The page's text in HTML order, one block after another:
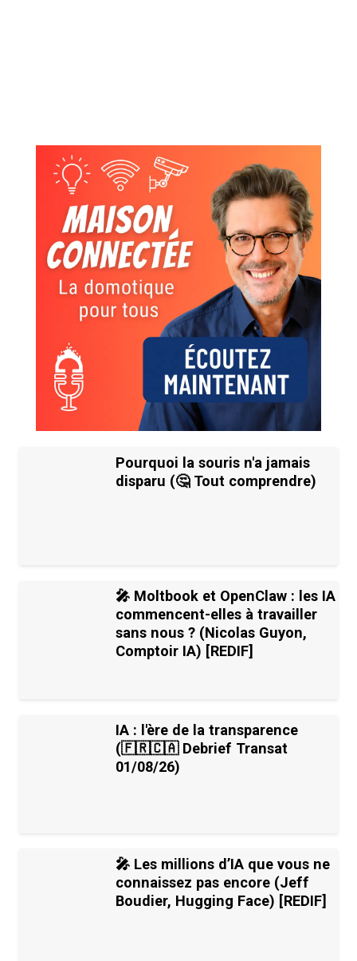
Pourquoi la souris n'a jamais
disparu (🤔 Tout comprendre)
🎤 Moltbook et OpenClaw : les IA
commencent-elles à travailler
sans nous ? (Nicolas Guyon,
Comptoir IA) [REDIF]
IA : l'ère de la transparence
(🇫🇷🇨🇦 Debrief Transat
01/08/26)
🎤 Les millions d’IA que vous ne
connaissez pas encore (Jeff
Boudier, Hugging Face) [REDIF]